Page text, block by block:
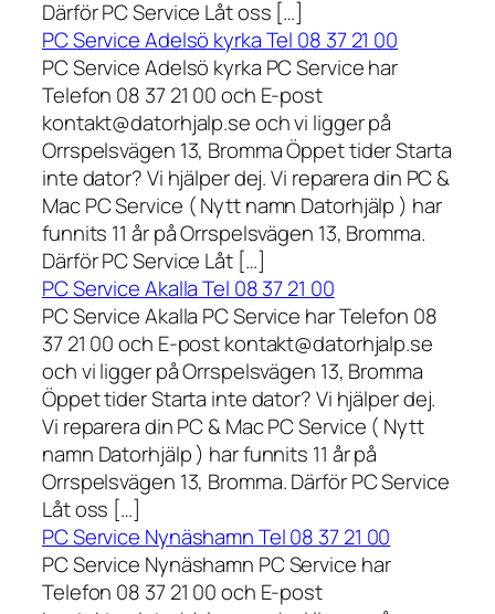
Därför PC Service Låt oss […]
PC Service Adelsö kyrka Tel 08 37 21 00
PC Service Adelsö kyrka PC Service har
Telefon 08 37 21 00 och E-post
kontakt@datorhjalp.se och vi ligger på
Orrspelsvägen 13, Bromma Öppet tider Starta
inte dator? Vi hjälper dej. Vi reparera din PC &
Mac PC Service ( Nytt namn Datorhjälp ) har
funnits 11 år på Orrspelsvägen 13, Bromma.
Därför PC Service Låt […]
PC Service Akalla Tel 08 37 21 00
PC Service Akalla PC Service har Telefon 08
37 21 00 och E-post kontakt@datorhjalp.se
och vi ligger på Orrspelsvägen 13, Bromma
Öppet tider Starta inte dator? Vi hjälper dej.
Vi reparera din PC & Mac PC Service ( Nytt
namn Datorhjälp ) har funnits 11 år på
Orrspelsvägen 13, Bromma. Därför PC Service
Låt oss […]
PC Service Nynäshamn Tel 08 37 21 00
PC Service Nynäshamn PC Service har
Telefon 08 37 21 00 och E-post